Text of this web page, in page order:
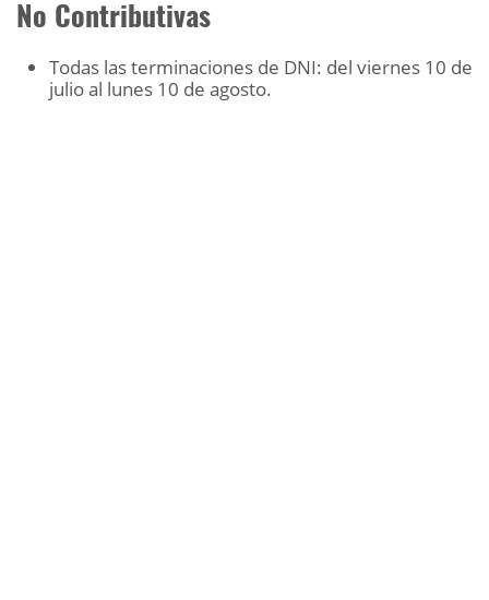
No Contributivas
Todas las terminaciones de DNI: del viernes 10 de
julio al lunes 10 de agosto.